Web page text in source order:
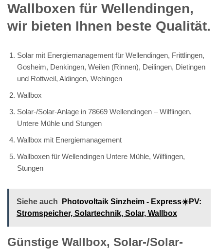
Wallboxen für Wellendingen,
wir bieten Ihnen beste Qualität.
Solar mit Energiemanagement für Wellendingen, Frittlingen,
Gosheim, Denkingen, Weilen (Rinnen), Deilingen, Dietingen
und Rottweil, Aldingen, Wehingen
Wallbox
Solar-/Solar-Anlage in 78669 Wellendingen – Wilflingen,
Untere Mühle und Stungen
Wallbox mit Energiemanagement
Wallboxen für Wellendingen Untere Mühle, Wilflingen,
Stungen
Siehe auch
Photovoltaik Sinzheim - Express☀️PV️:
Stromspeicher, Solartechnik, Solar, Wallbox
Günstige Wallbox, Solar-/Solar-